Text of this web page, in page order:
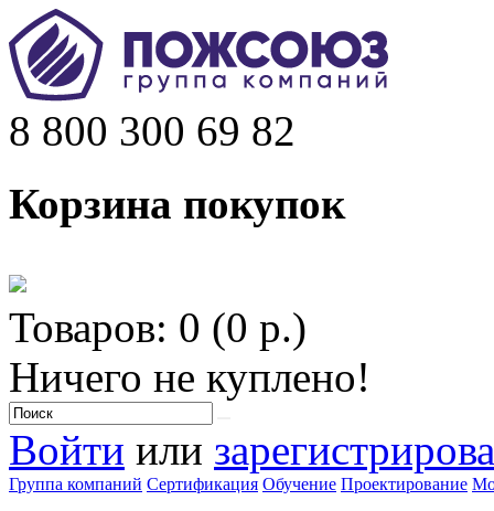
8 800 300 69 82
Корзина покупок
Товаров: 0 (0 р.)
Ничего не куплено!
Войти или
Группа компаний Сертификация Обучение Проектирование